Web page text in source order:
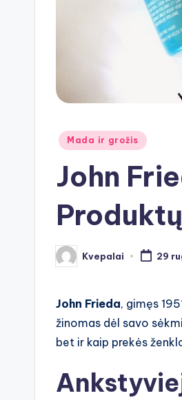
Posted
Mada ir grožis
John
Posted
by
Kvepalai 29
John Frieda, gimęs
žinomas dėl savo
bet ir kaip prekės